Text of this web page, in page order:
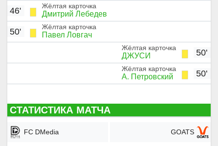
g
u
s
c
Жёлтая карточка
Дмитрий Лебедев
46'
Жёлтая карточка
Павел Ловгач
50'
50'
Жёлтая карточка
ДЖУСИ
50'
Жёлтая карточка
А. Петровский
СТАТИСТИКА МАТЧА
FC DMedia GOATS